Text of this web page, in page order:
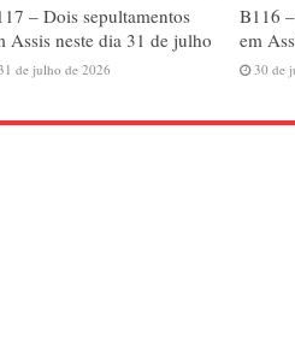
– Dois sepultamentos
Assis neste dia 31 de julho
de julho de 2026
B116
em
30 de